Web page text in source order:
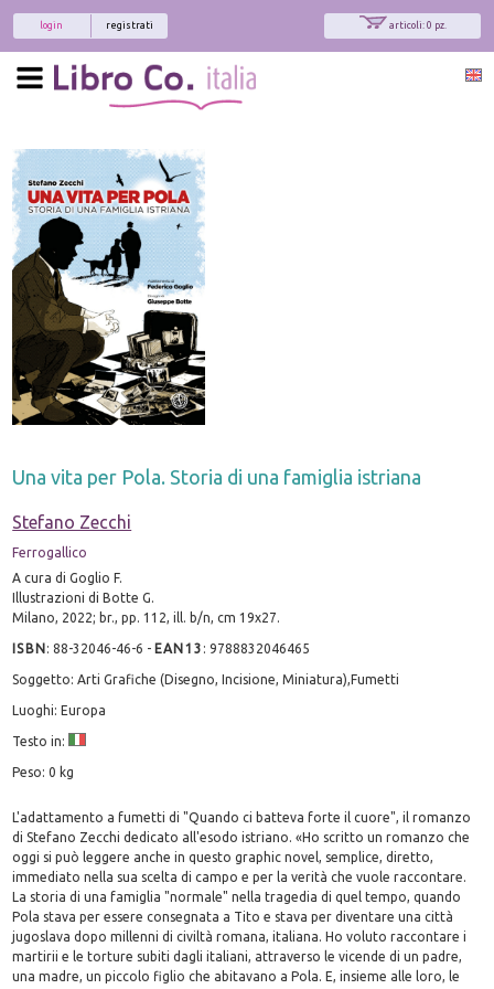
articoli: 0 pz.
registrati
login
Una vita per Pola. Storia di una famiglia istriana
Stefano Zecchi
Ferrogallico
A cura di Goglio F.
Illustrazioni di Botte G.
Milano, 2022; br., pp. 112, ill. b/n, cm 19x27.
ISBN:88-32046-46-6 - EAN13 :9788832046465
Soggetto: Arti Grafiche (Disegno, Incisione, Miniatura),Fumetti
Luoghi: Europa
Testo in:
Peso: 0 kg
L'adattamento a fumetti di "Quando ci batteva forte il cuore", il romanzo
di Stefano Zecchi dedicato all'esodo istriano. «Ho scritto un romanzo che
oggi si può leggere anche in questo graphic novel, semplice, diretto,
immediato nella sua scelta di campo e per la verità che vuole raccontare.
La storia di una famiglia "normale" nella tragedia di quel tempo, quando
Pola stava per essere consegnata a Tito e stava per diventare una città
jugoslava dopo millenni di civiltà romana, italiana. Ho voluto raccontare i
martirii e le torture subiti dagli italiani, attraverso le vicende di un padre,
una madre, un piccolo figlio che abitavano a Pola. E, insieme alle loro, le